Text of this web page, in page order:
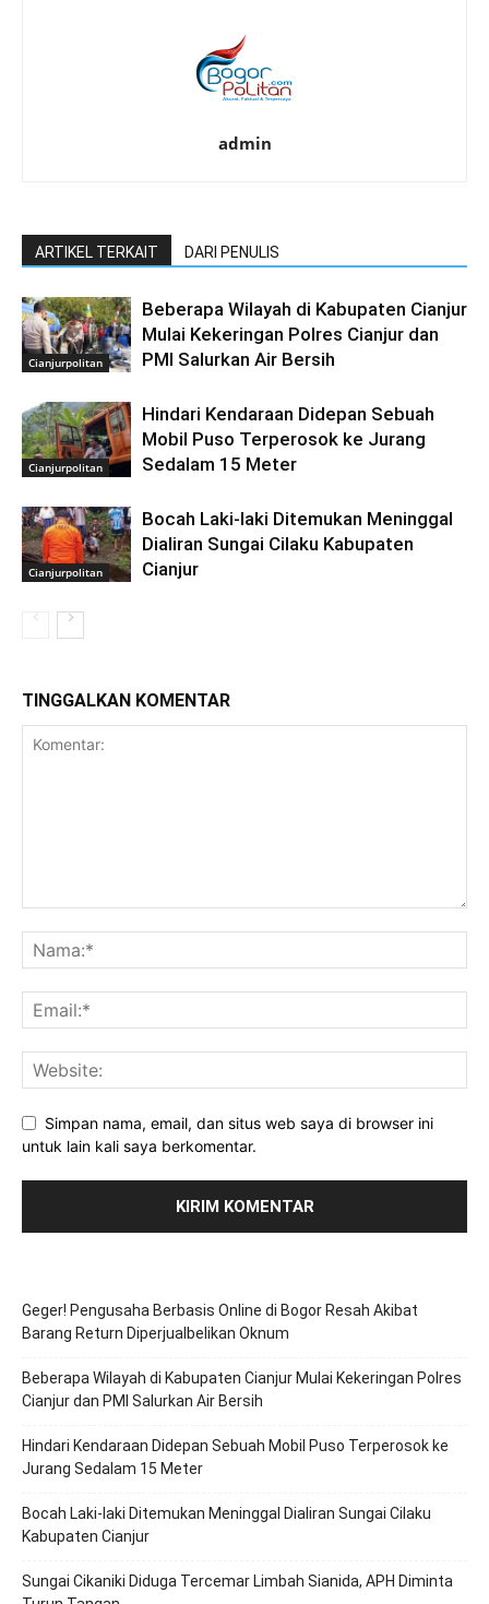
admin
ARTIKEL TERKAIT DARI PENULIS
Cianjurpolitan
Beberapa Wilayah di Kabupaten Cianjur
Mulai Kekeringan Polres Cianjur dan
PMI Salurkan Air Bersih
Cianjurpolitan
Hindari Kendaraan Didepan Sebuah
Mobil Puso Terperosok ke Jurang
Sedalam 15 Meter
Cianjurpolitan
Bocah Laki-laki Ditemukan Meninggal
Dialiran Sungai Cilaku Kabupaten
Cianjur
TINGGALKAN KOMENTAR
Simpan nama, email, dan situs web saya di browser ini
untuk lain kali saya berkomentar.
Geger! Pengusaha Berbasis Online di Bogor Resah Akibat
Barang Return Diperjualbelikan Oknum
Beberapa Wilayah di Kabupaten Cianjur Mulai Kekeringan Polres
Cianjur dan PMI Salurkan Air Bersih
Hindari Kendaraan Didepan Sebuah Mobil Puso Terperosok ke
Jurang Sedalam 15 Meter
Bocah Laki-laki Ditemukan Meninggal Dialiran Sungai Cilaku
Kabupaten Cianjur
Sungai Cikaniki Diduga Tercemar Limbah Sianida, APH Diminta